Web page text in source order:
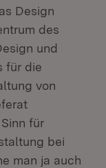
Design
des
und
für die
von
für
bei
man ja auch